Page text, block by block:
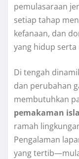
pemulasaraan
setiap tahap
kefanaan, dan
yang hidup serta
Di tengah
dan perubahan
membutuhkan
pemakaman
ramah
Pengalaman
yang